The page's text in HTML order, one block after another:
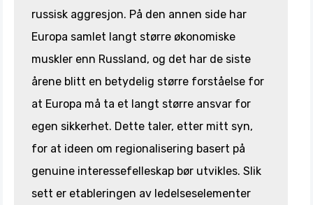
russisk aggresjon. På den annen side har
Europa samlet langt større økonomiske
muskler enn Russland, og det har de siste
årene blitt en betydelig større forståelse for
at Europa må ta et langt større ansvar for
egen sikkerhet. Dette taler, etter mitt syn,
for at ideen om regionalisering basert på
genuine interessefelleskap bør utvikles. Slik
sett er etableringen av ledelseselementer